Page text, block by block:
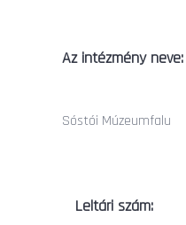
Az intézmény neve:
Sóstói Múzeumfalu
Leltári szám: